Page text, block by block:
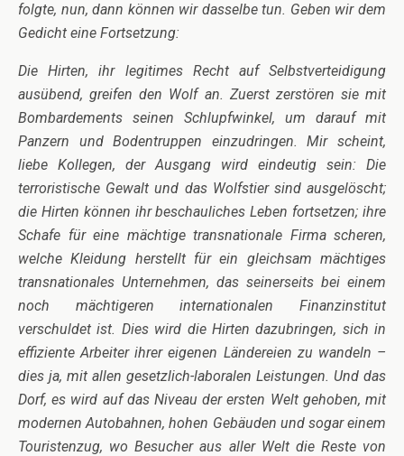
folgte, nun, dann können wir dasselbe tun. Geben wir dem
Gedicht eine Fortsetzung:
Die Hirten, ihr legitimes Recht auf Selbstverteidigung
ausübend, greifen den Wolf an. Zuerst zerstören sie mit
Bombardements seinen Schlupfwinkel, um darauf mit
Panzern und Bodentruppen einzudringen. Mir scheint,
liebe Kollegen, der Ausgang wird eindeutig sein: Die
terroristische Gewalt und das Wolfstier sind ausgelöscht;
die Hirten können ihr beschauliches Leben fortsetzen; ihre
Schafe für eine mächtige transnationale Firma scheren,
welche Kleidung herstellt für ein gleichsam mächtiges
transnationales Unternehmen, das seinerseits bei einem
noch mächtigeren internationalen Finanzinstitut
verschuldet ist. Dies wird die Hirten dazubringen, sich in
effiziente Arbeiter ihrer eigenen Ländereien zu wandeln –
dies ja, mit allen gesetzlich-laboralen Leistungen. Und das
Dorf, es wird auf das Niveau der ersten Welt gehoben, mit
modernen Autobahnen, hohen Gebäuden und sogar einem
Touristenzug, wo Besucher aus aller Welt die Reste von